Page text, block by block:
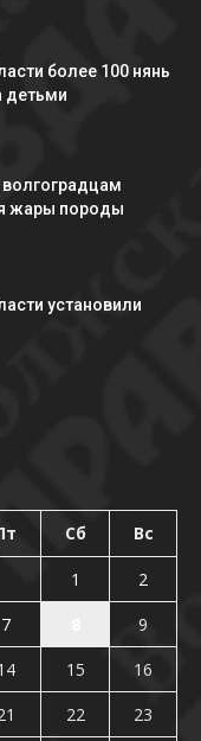
более 100 нянь
детьми
волгоградцам
жары породы
установили
Сб Вс
1
2
7
9
15
16
22
23